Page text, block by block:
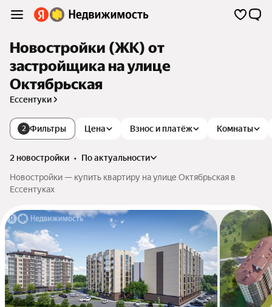
Новостройки (ЖК) от
застройщика на улице
Октябрьская
Ессентуки
2 Фильтры Цена Взнос и платёж Комнаты
2 новостройки •
по актуальности
Новостройки — купить квартиру на улице Октябрьская в
Ессентуках